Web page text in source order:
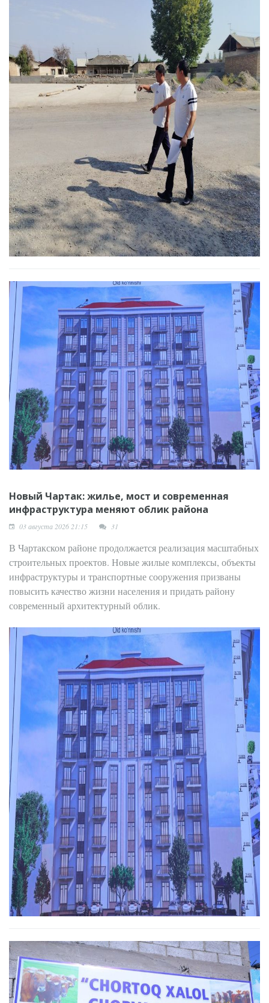
Новый Чартак: жилье, мост и современная
инфраструктура меняют облик района
03 августа 2026 21:15 31
В Чартакском районе продолжается реализация масштабных
строительных проектов. Новые жилые комплексы, объекты
инфраструктуры и транспортные сооружения призваны
повысить качество жизни населения и придать району
современный архитектурный облик.